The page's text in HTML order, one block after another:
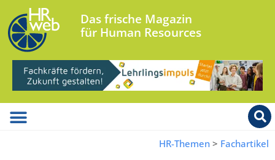
Das frische Magazin
für Human Resources
HR-Themen > Fachartikel